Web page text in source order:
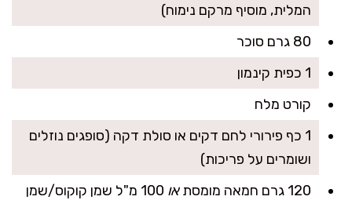
המלית, מוסיף מרקם נימוח)
80 גרם סוכר
1 כפית קינמון
קורט מלח
1 כף פירורי לחם דקים או סולת דקה (סופגים נוזלים
ושומרים על פריכות)
120 גרם חמאה מומסת
או
100 מ"ל שמן קוקוס/שמן